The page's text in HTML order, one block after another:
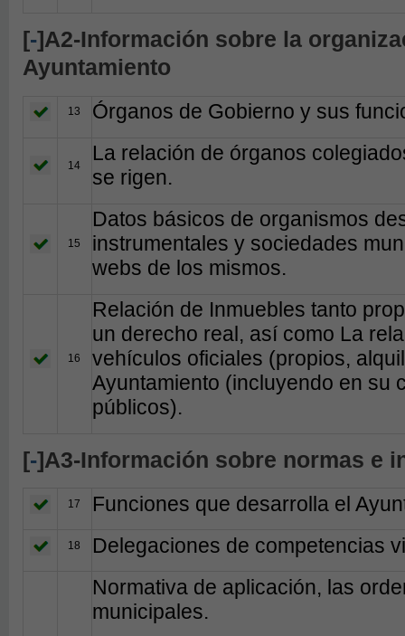
[-]A2-Información sobre la
Ayuntamiento
13 Órganos de Gobierno y sus
14
La relación de órganos
se rigen.
15
Datos básicos de organismos
instrumentales y sociedades
webs de los mismos.
16
Relación de Inmuebles tanto
un derecho real, así como La
vehículos oficiales (propios,
Ayuntamiento (incluyendo en su
públicos).
[-]A3-Información sobre normas e
17 Funciones que desarrolla el
18 Delegaciones de competencias
Normativa de aplicación, las
municipales.